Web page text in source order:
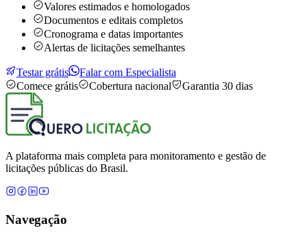
Valores estimados e homologados
Documentos e editais completos
Cronograma e datas importantes
Alertas de licitações semelhantes
Testar grátis
Falar com Especialista
Comece grátis
Cobertura nacional Garantia 30 dias
A plataforma mais completa para monitoramento e gestão de
licitações públicas do Brasil.
Navegação